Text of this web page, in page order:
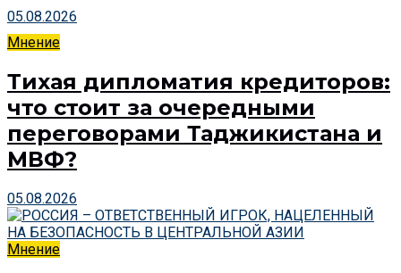
05.08.2026
Мнение
Тихая дипломатия кредиторов:
что стоит за очередными
переговорами Таджикистана и
МВФ?
05.08.2026
Мнение